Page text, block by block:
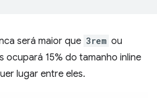
será maior que 3rem ou
ocupará 15% do tamanho inline
lugar entre eles.